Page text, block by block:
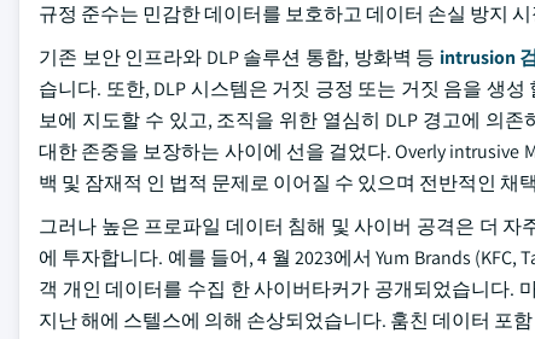
규정 준수는 민감한 데이터를 보호하고 데이터 손실 방지
기존 보안 인프라와 DLP 솔루션 통합, 방화벽 등 intrusion
습니다. 또한, DLP 시스템은 거짓 긍정 또는 거짓 음을 생
보에 지도할 수 있고, 조직을 위한 열심히 DLP 경고에 의
대한 존중을 보장하는 사이에 선을 걸었다. Overly
백 및 잠재적 인 법적 문제로 이어질 수 있으며 전반적인 채
그러나 높은 프로파일 데이터 침해 및 사이버 공격은 더
에 투자합니다. 예를 들어, 4 월 2023에서 Yum Brands
객 개인 데이터를 수집 한 사이버타커가 공개되었습니다.
지난 해에 스텔스에 의해 손상되었습니다. 훔친 데이터 포